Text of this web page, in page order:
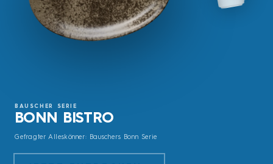
BAUSCHER SERIE
BONN BISTRO
Gefragter Alleskönner: Bauschers Bonn Serie